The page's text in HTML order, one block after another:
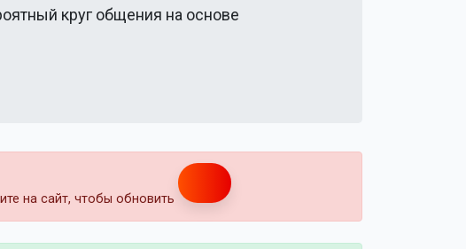
круг общения на основе
на сайт, чтобы обновить